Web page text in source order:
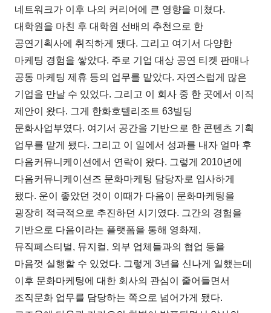
네트워크가 이후 나의 커리어에 큰 영향을 미쳤다.
대학원을 마친 후 대학원 선배의 추천으로 한
공연기획사에 취직하게 됐다. 그리고 여기서 다양한
마케팅 경험을 쌓았다. 주로 기업 대상 공연 티켓 판매나
공동 마케팅 제휴 등의 업무를 맡았다. 자연스럽게 많은
기업을 만날 수 있었다. 그리고 이 회사 중 한 곳에서 이직
제안이 왔다. 그게 한화호텔리조트 63빌딩
문화사업부였다. 여기서 공간을 기반으로 한 콘텐츠 기획
업무를 맡게 됐다. 그리고 이 일에서 성과를 내자 얼마 후
다음커뮤니케이션에서 연락이 왔다. 그렇게 2010년에
다음커뮤니케이션즈 문화마케팅 담당자로 입사하게
됐다. 운이 좋았던 것이 이때가 다음이 문화마케팅을
굉장히 적극적으로 추진하던 시기였다. 그간의 경험을
기반으로 다음이라는 플랫폼을 통해 영화제,
뮤직페스티벌, 뮤지컬, 외부 업체들과의 협업 등을
마음껏 실행할 수 있었다. 그렇게 3년을 신나게 일했는데
이후 문화마케팅에 대한 회사의 관심이 줄어들면서
조직문화 업무를 담당하는 쪽으로 넘어가게 됐다.